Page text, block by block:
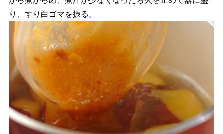
り、すり白ゴマを振る。